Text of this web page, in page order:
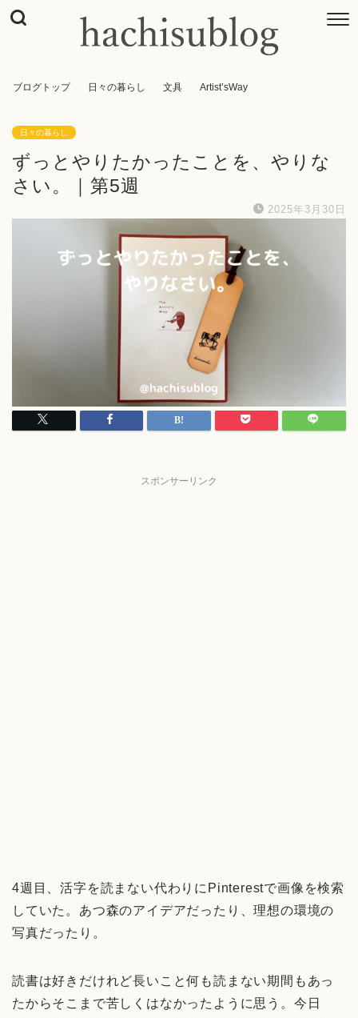
ブログトップ 日々の暮らし 文具 Artist’sWay
日々の暮らし
ずっとやりたかったことを、やりな
さい。｜第5週
2025年3月30日
スポンサーリンク
4週目、活字を読まない代わりにPinterestで画像を検索
していた。あつ森のアイデアだったり、理想の環境の
写真だったり。
読書は好きだけれど長いこと何も読まない期間もあっ
たからそこまで苦しくはなかったように思う。今日